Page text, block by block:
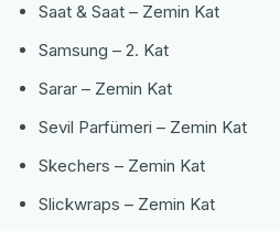
Saat & Saat – Zemin Kat
Samsung – 2. Kat
Sarar – Zemin Kat
Sevil Parfümeri – Zemin Kat
Skechers – Zemin Kat
Slickwraps – Zemin Kat